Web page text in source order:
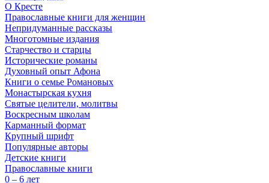
О Кресте
Православные книги для женщин
Непридуманные рассказы
Многотомные издания
Старчество и старцы
Исторические романы
Духовный опыт Афона
Книги о семье Романовых
Монастырская кухня
Святые целители, молитвы
Воскресным школам
Карманный формат
Крупный шрифт
Популярные авторы
Детские книги
Православные книги
0 – 6 лет